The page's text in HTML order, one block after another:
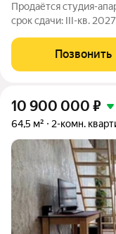
Продаётся студия-
срок сдачи: III-кв.
"Гранд" расположен
города Люберцы, ул.
Позвонить
10 900 000 ₽
64,5 м² 2-комн.